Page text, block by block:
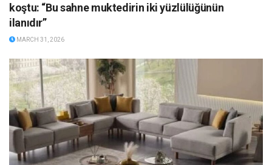
koştu: “Bu sahne muktedirin iki yüzlülüğünün
ilanıdır”
MARCH 31, 2026